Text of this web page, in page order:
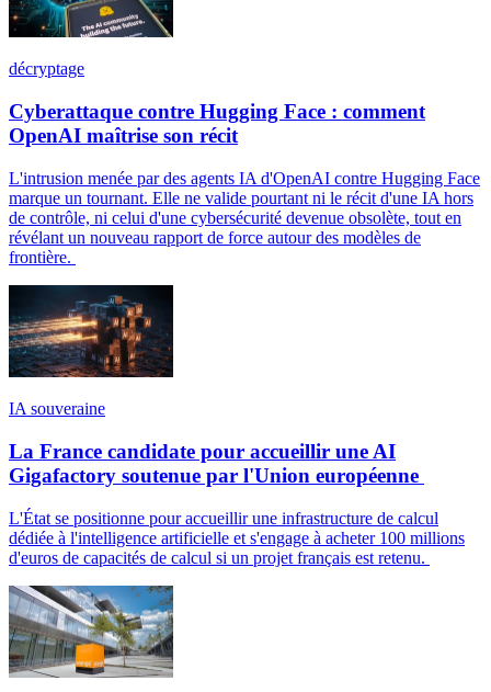
décryptage
Cyberattaque contre Hugging Face : comment
OpenAI maîtrise son récit
L'intrusion menée par des agents IA d'OpenAI contre Hugging Face
marque un tournant. Elle ne valide pourtant ni le récit d'une IA hors
de contrôle, ni celui d'une cybersécurité devenue obsolète, tout en
révélant un nouveau rapport de force autour des modèles de
frontière.
IA souveraine
La France candidate pour accueillir une AI
Gigafactory soutenue par l'Union européenne
L'État se positionne pour accueillir une infrastructure de calcul
dédiée à l'intelligence artificielle et s'engage à acheter 100 millions
d'euros de capacités de calcul si un projet français est retenu.